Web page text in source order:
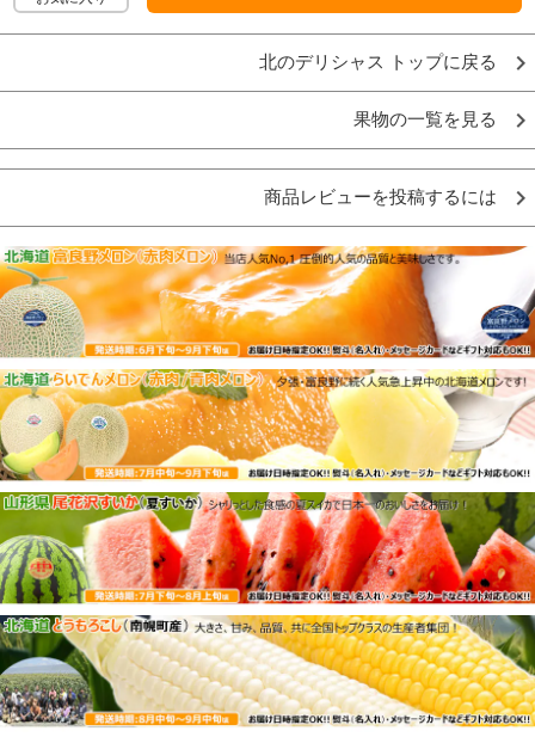
北のデリシャス トップに戻る
果物の一覧を見る
商品レビューを投稿するには